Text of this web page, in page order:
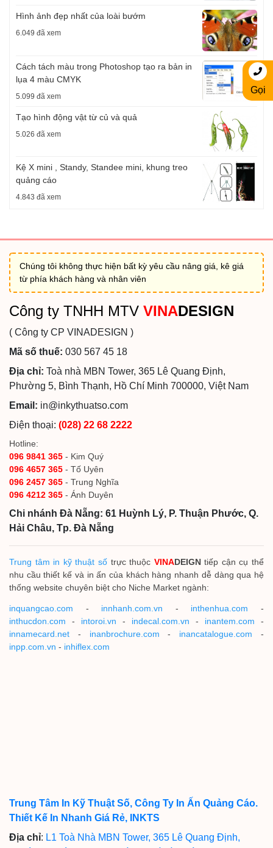
Hình ảnh đẹp nhất của loài bướm
6.049 đã xem
Cách tách màu trong Photoshop tạo ra bản in
lụa 4 màu CMYK
5.099 đã xem
Tạo hình động vật từ củ và quả
5.026 đã xem
Kệ X mini , Standy, Standee mini, khung treo
quảng cáo
4.843 đã xem
Chúng tôi không thực hiện bất kỳ yêu cầu nâng giá, kê giá
từ phía khách hàng và nhân viên
Công ty TNHH MTV VINADESIGN
( Công ty CP VINADESIGN )
Mã số thuế: 030 567 45 18
Địa chỉ: Toà nhà MBN Tower, 365 Lê Quang Định,
Phường 5, Bình Thạnh, Hồ Chí Minh 700000, Việt Nam
Email: in@inkythuatso.com
Điện thoại: (028) 22 68 2222
Hotline:
096 9841 365 - Kim Quý
096 4657 365 - Tố Uyên
096 2457 365 - Trung Nghĩa
096 4212 365 - Ánh Duyên
Chi nhánh Đà Nẵng: 61 Huỳnh Lý, P. Thuận Phước, Q.
Hải Châu, Tp. Đà Nẵng
Trung tâm in kỹ thuật sốtrực thuộc VINADEIGNtiếp cận cụ thể
nhu cầu thiết kế và in ấn của khách hàng nhanh dễ dàng qua hệ
thống website chuyên biệt cho Niche Market ngành:
inquangcao.com - innhanh.com.vn - inthenhua.com -
inthucdon.com - intoroi.vn - indecal.com.vn - inantem.com -
innamecard.net - inanbrochure.com - inancatalogue.com -
inpp.com.vn - inhiflex.com
Trung Tâm In Kỹ Thuật Số, Công Ty In Ấn Quảng Cáo.
Thiết Kế In Nhanh Giá Rẻ, INKTS
Địa chỉ: L1 Toà Nhà MBN Tower, 365 Lê Quang Định,
Gọi